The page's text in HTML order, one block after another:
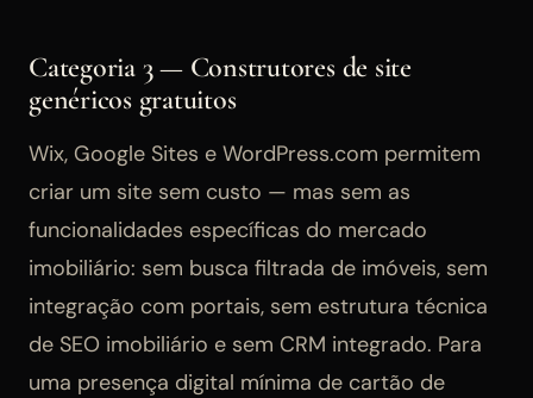
Categoria 3 — Construtores de site
genéricos gratuitos
Wix, Google Sites e WordPress.com permitem
criar um site sem custo — mas sem as
funcionalidades específicas do mercado
imobiliário: sem busca filtrada de imóveis, sem
integração com portais, sem estrutura técnica
de SEO imobiliário e sem CRM integrado. Para
uma presença digital mínima de cartão de